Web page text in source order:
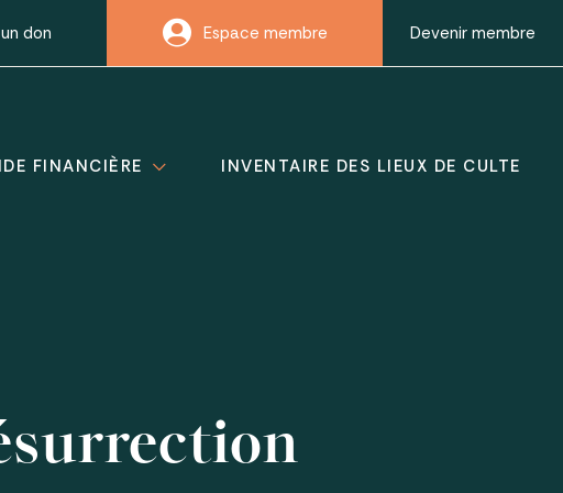
don Espace membre Devenir membre
FINANCIÈRE INVENTAIRE DES LIEUX DE CULTE